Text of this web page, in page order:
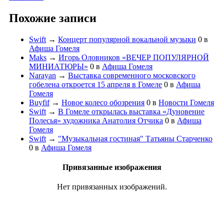
Похожие записи
Swift → Концерт популярной вокальной музыки 0 в
Афиша Гомеля
Maks → Игорь Оловников «ВЕЧЕР ПОПУЛЯРНОЙ
МИНИАТЮРЫ» 0 в Афиша Гомеля
Narayan → Выставка современного московского
гобелена откроется 15 апреля в Гомеле 0 в Афиша
Гомеля
Buyfif→ Новое колесо обозрения 0 в Новости Гомеля
Swift → В Гомеле открылась выставка «Дуновение
Полесья» художника Анатолия Отчика 0 в Афиша
Гомеля
Swift → "Музыкальная гостиная" Татьяны Старченко
0 в Афиша Гомеля
Привязанные изображения
Нет привязанных изображений.